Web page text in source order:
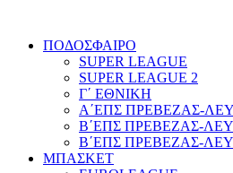
ΠΟΔΟΣΦΑΙΡΟ
SUPER LEAGUE
SUPER LEAGUE 2
Γ΄ ΕΘΝΙΚΗ
Α΄ΕΠΣ ΠΡΕΒΕΖΑΣ-
Β΄ΕΠΣ ΠΡΕΒΕΖΑΣ-
Β΄ΕΠΣ ΠΡΕΒΕΖΑΣ-
ΜΠΑΣΚΕΤ